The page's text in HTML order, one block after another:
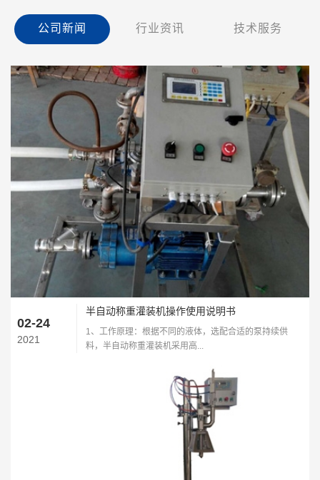
公司新闻 行业资讯 技术服务
02-24
2021
半自动称重灌装机操作使用说明书
1、工作原理：根据不同的液体，选配合适的泵持续供
料，半自动称重灌装机采用高...